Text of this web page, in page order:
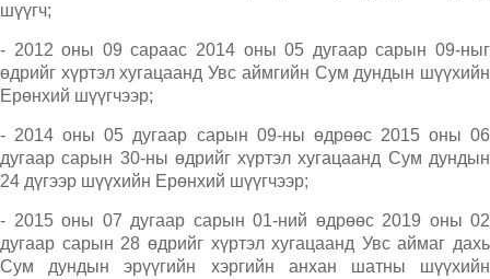
шүүгч;
- 2012 оны 09 сараас 2014 оны 05 дугаар сарын 09-ныг
өдрийг хүртэл хугацаанд Увс аймгийн Сум дундын шүүхийн
Ерөнхий шүүгчээр;
- 2014 оны 05 дугаар сарын 09-ны өдрөөс 2015 оны 06
дугаар сарын 30-ны өдрийг хүртэл хугацаанд Сум дундын
24 дүгээр шүүхийн Ерөнхий шүүгчээр;
- 2015 оны 07 дугаар сарын 01-ний өдрөөс 2019 оны 02
дугаар сарын 28 өдрийг хүртэл хугацаанд Увс аймаг дахь
Сум дундын эрүүгийн хэргийн анхан шатны шүүхийн